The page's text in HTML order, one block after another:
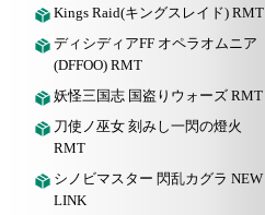
Kings Raid(キングスレイド) RMT
ディシディアFF オペラオムニア
(DFFOO) RMT
妖怪三国志 国盗りウォーズ RMT
刀使ノ巫女 刻みし一閃の燈火
RMT
シノビマスター 閃乱カグラ NEW
LINK